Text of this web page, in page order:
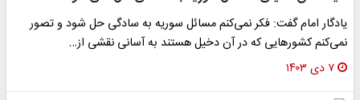
یادگار امام گفت: فکر نمی‌کنم مسائل سوریه به سادگی حل شود و تصور
نمی‌کنم کشورهایی که در آن دخیل هستند به آسانی نقشی از…
۷ دی ۱۴۰۳